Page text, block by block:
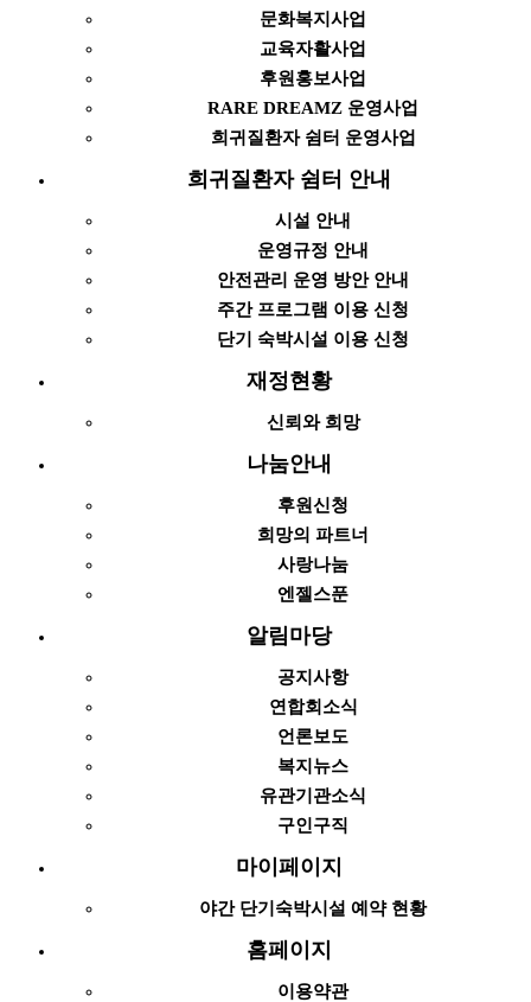
문화복지사업
교육자활사업
후원홍보사업
RARE DREAMZ 운영사업
희귀질환자 쉼터 운영사업
희귀질환자 쉼터 안내
시설 안내
운영규정 안내
안전관리 운영 방안 안내
주간 프로그램 이용 신청
단기 숙박시설 이용 신청
재정현황
신뢰와 희망
나눔안내
후원신청
희망의 파트너
사랑나눔
엔젤스푼
알림마당
공지사항
연합회소식
언론보도
복지뉴스
유관기관소식
구인구직
마이페이지
야간 단기숙박시설 예약 현황
홈페이지
이용약관